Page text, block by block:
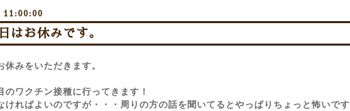
11:00:00
はお休みです。
休みをいただきます。
のワクチン接種に行ってきます！
ければよいのですが・・・周りの方の話を聞いてるとやっぱりちょっと怖いです